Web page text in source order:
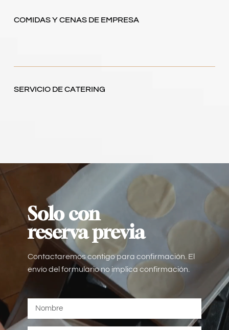
COMIDAS Y CENAS DE EMPRESA
SERVICIO DE CATERING
Solo con
reserva previa
Contactaremos contigo para confirmación. El
envío del formulario no implica confirmación.